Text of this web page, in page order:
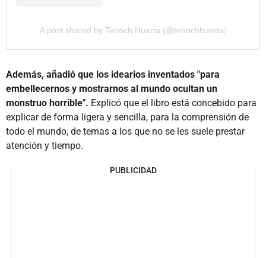
A post shared by Tenoch Huerta (@tenochhuerta)
Además, añadió que los idearios inventados "para
embellecernos y mostrarnos al mundo ocultan un
monstruo horrible". Explicó que el libro está concebido para
explicar de forma ligera y sencilla, para la comprensión de
todo el mundo, de temas a los que no se les suele prestar
atención y tiempo.
PUBLICIDAD